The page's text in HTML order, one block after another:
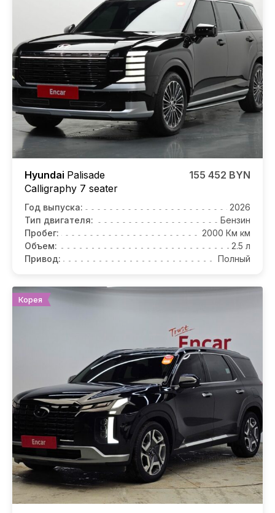
Hyundai Palisade
Calligraphy 7 seater
155 452 BYN
Год выпуска:
2026
Тип двигателя:
Бензин
Пробег:
2000 Км км
Объем:
2.5 л
Привод:
Полный
Корея